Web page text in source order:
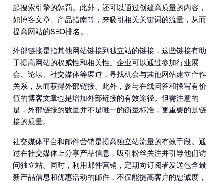
起搜索引擎的惩罚。此外，还可以通过创建高质量的内容，
如博客文章、产品指南等，来吸引相关关键词的流量，从而
提高网站的SEO排名。
外部链接是指其他网站链接到独立站的链接，这些链接有助
于提高网站的权威性和相关性。企业可以通过参加行业展
会、论坛、社交媒体等渠道，寻找机会与其他网站建立合作
关系，从而获得外部链接。此外，参与在线问答和撰写有价
值的博客文章也是增加外部链接的有效途径。但需注意的
是，外部链接的数量并不是唯一的衡量标准，更重要的是链
接的质量。
社交媒体平台和邮件营销是提高独立站流量的有效手段。通
过在社交媒体上分享产品信息，吸引粉丝关注并引导他们访
问独立站。同时，利用邮件营销，定期向订阅者发送包含最
新产品信息和优惠活动的邮件，不仅能提高客户的忠诚度，